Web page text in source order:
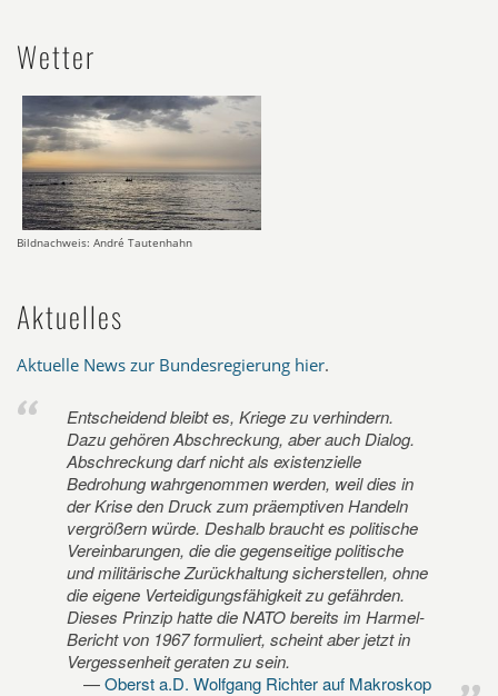
Wetter
Bildnachweis: André Tautenhahn
Aktuelles
Aktuelle News zur Bundesregierung hier.
Entscheidend bleibt es, Kriege zu verhindern.
Dazu gehören Abschreckung, aber auch Dialog.
Abschreckung darf nicht als existenzielle
Bedrohung wahrgenommen werden, weil dies in
der Krise den Druck zum präemptiven Handeln
vergrößern würde. Deshalb braucht es politische
Vereinbarungen, die die gegenseitige politische
und militärische Zurückhaltung sicherstellen, ohne
die eigene Verteidigungsfähigkeit zu gefährden.
Dieses Prinzip hatte die NATO bereits im Harmel-
Bericht von 1967 formuliert, scheint aber jetzt in
Vergessenheit geraten zu sein.
Oberst a.D. Wolfgang Richter auf Makroskop